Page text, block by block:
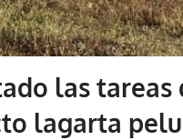
las tareas
lagarta